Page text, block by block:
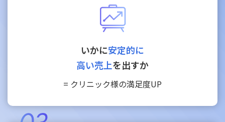
いかに安定的に
高い売上を出すか
= クリニック様の満足度UP